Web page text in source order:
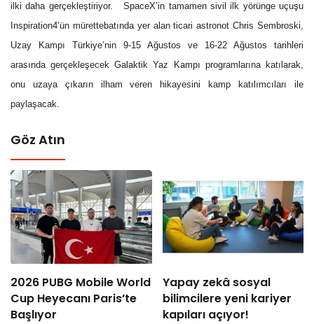
ilki daha gerçekleştiriyor. SpaceX’in tamamen sivil ilk yörünge uçuşu
Inspiration4’ün mürettebatında yer alan ticari astronot Chris Sembroski,
Uzay Kampı Türkiye’nin 9-15 Ağustos ve 16-22 Ağustos tarihleri
arasında gerçekleşecek Galaktik Yaz Kampı programlarına katılarak,
onu uzaya çıkarın ilham veren hikayesini kamp katılımcıları ile
paylaşacak.
Göz Atın
2026 PUBG Mobile World
Cup Heyecanı Paris’te
Başlıyor
Yapay zekâ sosyal
bilimcilere yeni kariyer
kapıları açıyor!